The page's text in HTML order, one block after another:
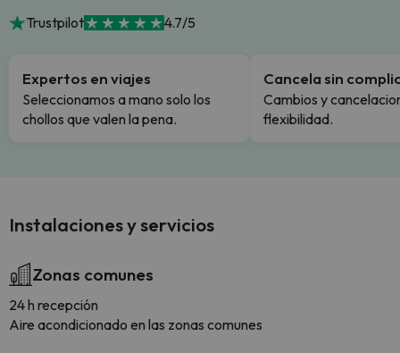
Trustpilot 4.7/5
Expertos en viajes
Seleccionamos a mano solo los
chollos que valen la pena.
Cancela sin
Cambios y
flexibilidad.
Instalaciones y servicios
Zonas comunes
24 h recepción
Aire acondicionado en las zonas comunes